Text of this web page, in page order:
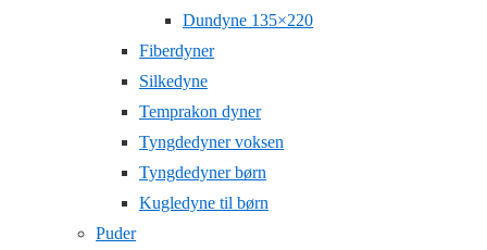
Dundyne 135×220
Fiberdyner
Silkedyne
Temprakon dyner
Tyngdedyner voksen
Tyngdedyner børn
Kugledyne til børn
Puder